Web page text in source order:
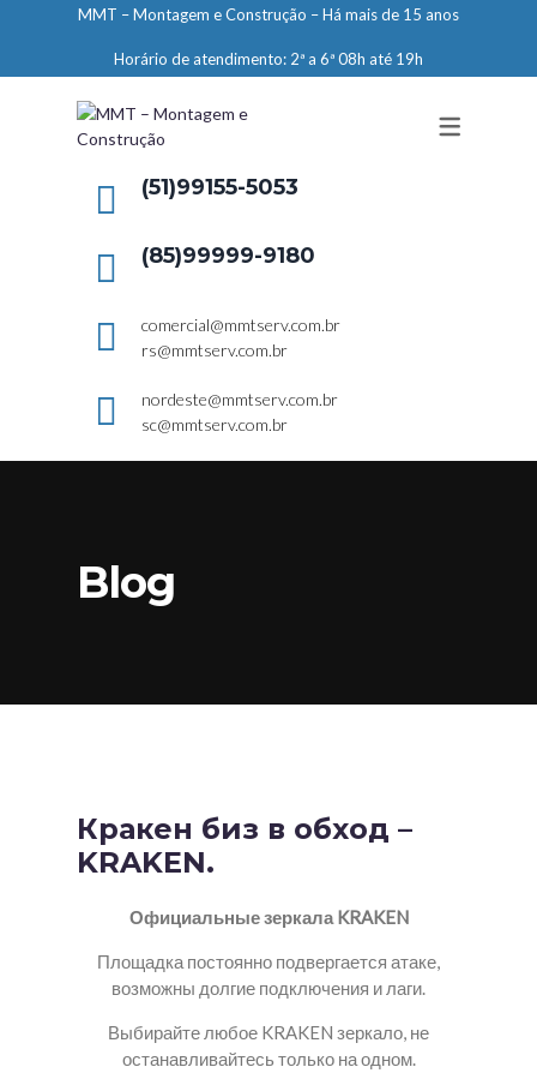
ENGENHARIA
LIMPEZA E CONSERVAÇÃO
MANUTENÇÃO PREDIAL
ELEVADORES – PREPARAÇÃO DE
MMT – Montagem e Construção – Há mais de 15 anos
Horário de atendimento: 2ª a 6ª 08h até 19h
(51)99155-5053
(85)99999-9180
comercial@mmtserv.com.br
rs@mmtserv.com.br
nordeste@mmtserv.com.br
sc@mmtserv.com.br
Blog
Кракен биз в обход –
KRAKEN.
Официальные зеркала KRAKEN
Площадка постоянно подвергается атаке,
возможны долгие подключения и лаги.
Выбирайте любое KRAKEN зеркало, не
останавливайтесь только на одном.